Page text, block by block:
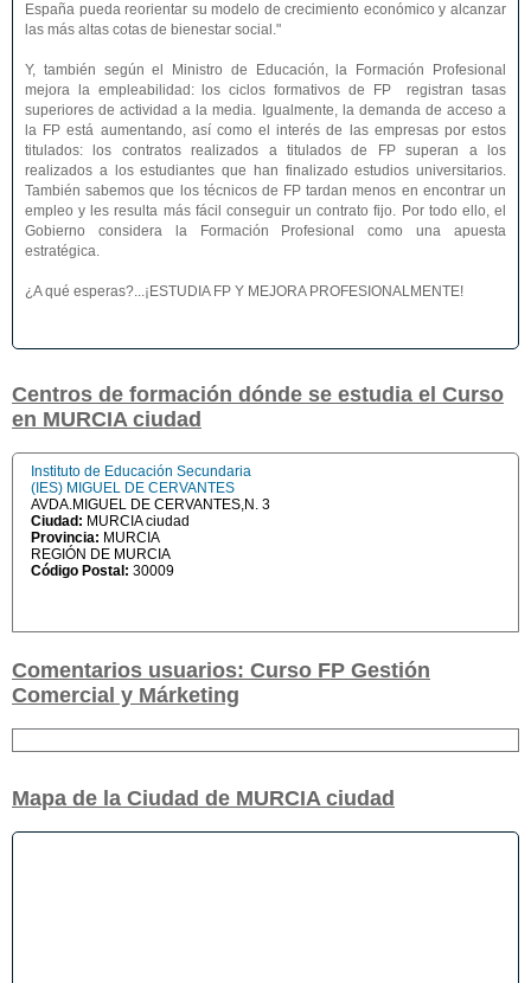
España pueda reorientar su modelo de crecimiento económico y alcanzar
las más altas cotas de bienestar social."
Y, también según el Ministro de Educación, la Formación Profesional
mejora la empleabilidad: los ciclos formativos de FP registran tasas
superiores de actividad a la media. Igualmente, la demanda de acceso a
la FP está aumentando, así como el interés de las empresas por estos
titulados: los contratos realizados a titulados de FP superan a los
realizados a los estudiantes que han finalizado estudios universitarios.
También sabemos que los técnicos de FP tardan menos en encontrar un
empleo y les resulta más fácil conseguir un contrato fijo. Por todo ello, el
Gobierno considera la Formación Profesional como una apuesta
estratégica.
¿A qué esperas?...¡ESTUDIA FP Y MEJORA PROFESIONALMENTE!
Centros de formación dónde se estudia el Curso
en MURCIA ciudad
Instituto de Educación Secundaria
(IES) MIGUEL DE CERVANTES
AVDA.MIGUEL DE CERVANTES,N. 3
Ciudad: MURCIA ciudad
Provincia: MURCIA
REGIÓN DE MURCIA
Código Postal: 30009
Comentarios usuarios: Curso FP Gestión
Comercial y Márketing
Mapa de la Ciudad de MURCIA ciudad